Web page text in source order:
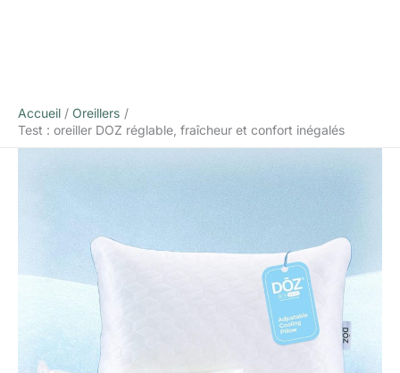
Accueil
Oreillers
Test : oreiller DOZ réglable, fraîcheur et confort inégalés